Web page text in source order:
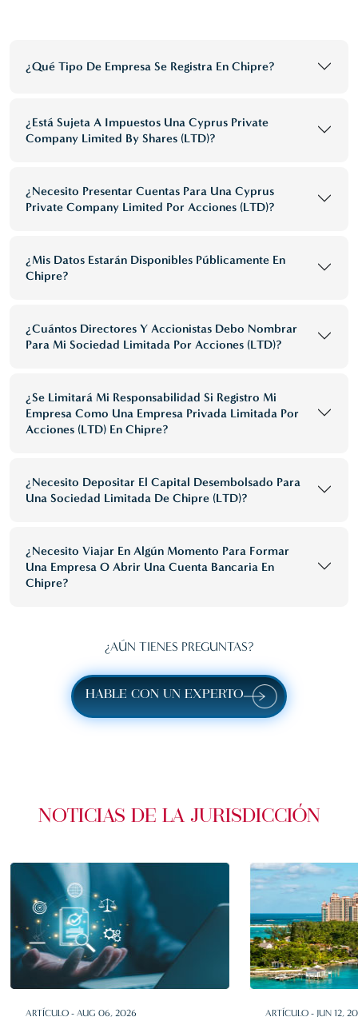
¿Qué Tipo De Empresa Se Registra En Chipre?
¿Está Sujeta A Impuestos Una Cyprus Private
Company Limited By Shares (LTD)?
¿Necesito Presentar Cuentas Para Una Cyprus
Private Company Limited Por Acciones (LTD)?
¿Mis Datos Estarán Disponibles Públicamente En
Chipre?
¿Cuántos Directores Y Accionistas Debo Nombrar
Para Mi Sociedad Limitada Por Acciones (LTD)?
¿Se Limitará Mi Responsabilidad Si Registro Mi
Empresa Como Una Empresa Privada Limitada Por
Acciones (LTD) En Chipre?
¿Necesito Depositar El Capital Desembolsado Para
Una Sociedad Limitada De Chipre (LTD)?
¿Necesito Viajar En Algún Momento Para Formar
Una Empresa O Abrir Una Cuenta Bancaria En
Chipre?
¿AÚN TIENES PREGUNTAS?
HABLE CON UN EXPERTO
NOTICIAS DE LA JURISDICCIÓN
ARTÍCULO - AUG 06, 2026 ARTÍCULO - JUN 12,